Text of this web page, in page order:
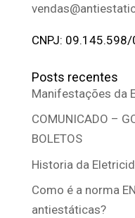
CNPJ:
Posts recentes
Manifestações da
COMUNICADO –
BOLETOS
Historia da
Como é a norma
antiestáticas?